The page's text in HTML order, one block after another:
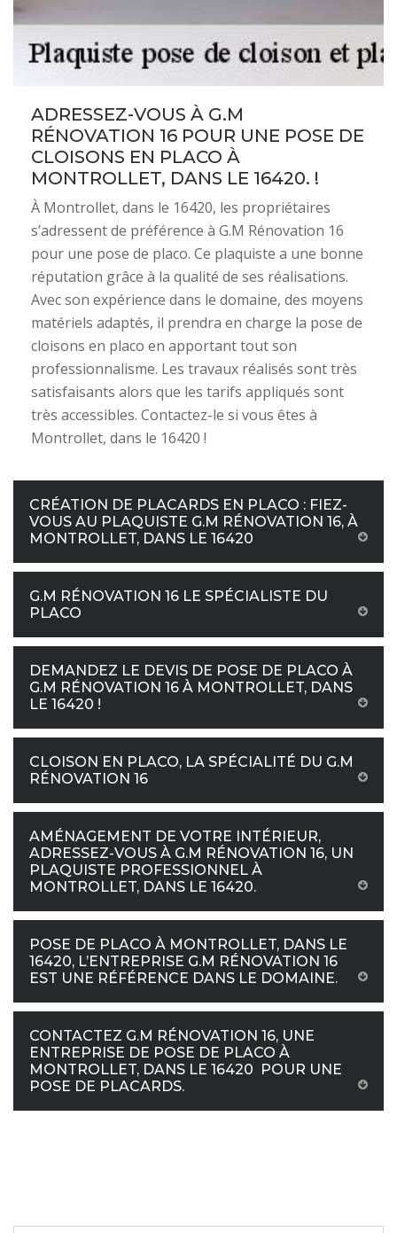
ADRESSEZ-VOUS À G.M
RÉNOVATION 16 POUR UNE POSE DE
CLOISONS EN PLACO À
MONTROLLET, DANS LE 16420. !
À Montrollet, dans le 16420, les propriétaires
s’adressent de préférence à G.M Rénovation 16
pour une pose de placo. Ce plaquiste a une bonne
réputation grâce à la qualité de ses réalisations.
Avec son expérience dans le domaine, des moyens
matériels adaptés, il prendra en charge la pose de
cloisons en placo en apportant tout son
professionnalisme. Les travaux réalisés sont très
satisfaisants alors que les tarifs appliqués sont
très accessibles. Contactez-le si vous êtes à
Montrollet, dans le 16420 !
CRÉATION DE PLACARDS EN PLACO : FIEZ-
VOUS AU PLAQUISTE G.M RÉNOVATION 16, À
MONTROLLET, DANS LE 16420
G.M RÉNOVATION 16 LE SPÉCIALISTE DU
PLACO
DEMANDEZ LE DEVIS DE POSE DE PLACO À
G.M RÉNOVATION 16 À MONTROLLET, DANS
LE 16420 !
CLOISON EN PLACO, LA SPÉCIALITÉ DU G.M
RÉNOVATION 16
AMÉNAGEMENT DE VOTRE INTÉRIEUR,
ADRESSEZ-VOUS À G.M RÉNOVATION 16, UN
PLAQUISTE PROFESSIONNEL À
MONTROLLET, DANS LE 16420.
POSE DE PLACO À MONTROLLET, DANS LE
16420, L’ENTREPRISE G.M RÉNOVATION 16
EST UNE RÉFÉRENCE DANS LE DOMAINE.
CONTACTEZ G.M RÉNOVATION 16, UNE
ENTREPRISE DE POSE DE PLACO À
MONTROLLET, DANS LE 16420 POUR UNE
POSE DE PLACARDS.